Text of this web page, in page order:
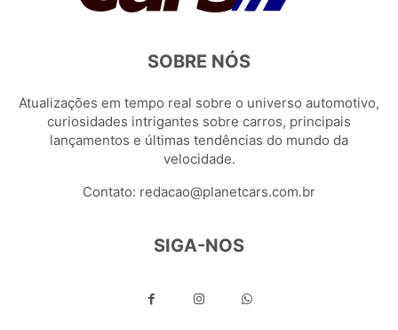
SOBRE NÓS
Atualizações em tempo real sobre o universo automotivo,
curiosidades intrigantes sobre carros, principais
lançamentos e últimas tendências do mundo da
velocidade.
Contato: redacao@planetcars.com.br
SIGA-NOS